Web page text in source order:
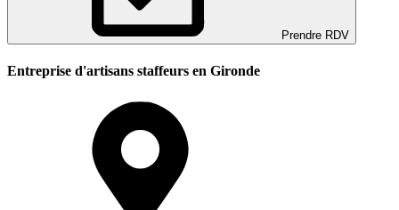
Prendre RDV
Entreprise d'artisans staffeurs en Gironde